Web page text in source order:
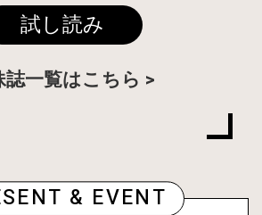
試し読み
誌一覧はこちら
& EVENT